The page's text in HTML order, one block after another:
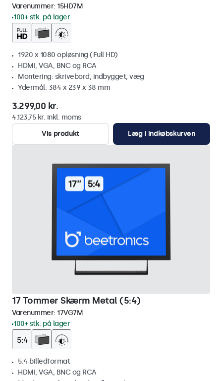
Varenummer: 15HD7M
100+ stk. på lager
1920 x 1080 opløsning (Full HD)
HDMI, VGA, BNC og RCA
Montering: skrivebord, indbygget, væg
Ydermål: 384 x 239 x 38 mm
3.299,00 kr.
4.123,75 kr. inkl. moms
Vis produkt
Læg i indkøbskurven
17 Tommer Skærm Metal (5:4)
Varenummer: 17VG7M
100+ stk. på lager
5:4 billedformat
HDMI, VGA, BNC og RCA